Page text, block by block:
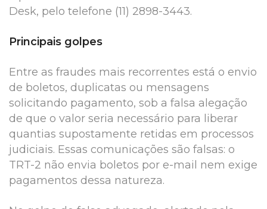
Desk, pelo telefone (11) 2898-3443.
Principais golpes
Entre as fraudes mais recorrentes está o envio
de boletos, duplicatas ou mensagens
solicitando pagamento, sob a falsa alegação
de que o valor seria necessário para liberar
quantias supostamente retidas em processos
judiciais. Essas comunicações são falsas: o
TRT-2 não envia boletos por e-mail nem exige
pagamentos dessa natureza.